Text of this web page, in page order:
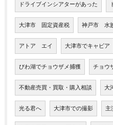
ドライブインシアターがあった
大津市 固定資産税 神戸市 水
アトア エイ 大津市でキャビア
びわ湖でチョウザメ捕獲 チョウ
不動産売買・買取・購入相談 大
光る君へ 大津市での撮影 主